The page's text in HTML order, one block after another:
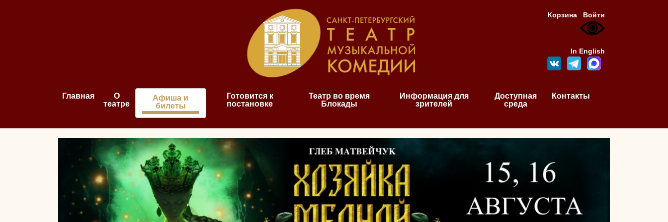
Корзина Войти
In English
Главная
О
театре
Афиша и
билеты
Готовится к
постановке
Театр во время
Блокады
Информация для
зрителей
Доступная
среда
Контакты